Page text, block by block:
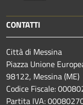
CONTATTI
Città di Messina
Piazza Unione
98122, Messina (ME)
Codice Fiscale:
Partita IVA: